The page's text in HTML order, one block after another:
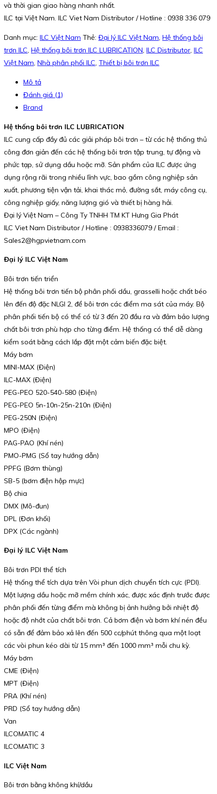
và thời gian giao hàng nhanh nhất.
ILC tại Việt Nam. ILC Viet Nam Distributor / Hotline : 0938 336 079
Danh mục: ILC Việt Nam Thẻ: Đại lý ILC Việt Nam Hệ thống bôi
trơn ILC Hệ thống bôi trơn ILC LUBRICATION ILC Distributor ILC
Việt Nam Nhà phân phối ILC Thiết bị bôi trơn ILC
Mô tả
Đánh giá (1)
Brand
Hệ thống bôi trơn ILC LUBRICATION
ILC cung cấp đầy đủ các giải pháp bôi trơn – từ các hệ thống thủ
công đơn giản đến các hệ thống bôi trơn tập trung, tự động và
phức tạp, sử dụng dầu hoặc mỡ. Sản phẩm của ILC được ứng
dụng rộng rãi trong nhiều lĩnh vực, bao gồm công nghiệp sản
xuất, phương tiện vận tải, khai thác mỏ, đường sắt, máy công cụ,
công nghiệp giấy, năng lượng gió và thiết bị hàng hải.
Đại lý Việt Nam – Công Ty TNHH TM KT Hưng Gia Phát
ILC Viet Nam Distributor / Hotline : 0938336079 / Email :
Sales2@hgpvietnam.com
Đại lý ILC Việt Nam
Bôi trơn tiến triển
Hệ thống bôi trơn tiến bộ phân phối dầu, grasselli hoặc chất béo
lên đến độ đặc NLGI 2, để bôi trơn các điểm ma sát của máy. Bộ
phân phối tiến bộ có thể có từ 3 đến 20 đầu ra và đảm bảo lượng
chất bôi trơn phù hợp cho từng điểm. Hệ thống có thể dễ dàng
kiểm soát bằng cách lắp đặt một cảm biến đặc biệt.
Máy bơm
MINI-MAX (Điện)
ILC-MAX (Điện)
PEG-PEO 520-540-580 (Điện)
PEG-PEO 5n-10n-25n-210n (Điện)
PEG-250N (Điện)
MPO (Điện)
PAG-PAO (Khí nén)
PMO-PMG (Sổ tay hướng dẫn)
PPFG (Bơm thùng)
SB-5 (bơm điện hộp mực)
Bộ chia
DMX (Mô-đun)
DPL (Đơn khối)
DPX (Các ngành)
Đại lý ILC Việt Nam
Bôi trơn PDI thể tích
Hệ thống thể tích dựa trên Vòi phun dịch chuyển tích cực (PDI).
Một lượng dầu hoặc mỡ mềm chính xác, được xác định trước được
phân phối đến từng điểm mà không bị ảnh hưởng bởi nhiệt độ
hoặc độ nhớt của chất bôi trơn. Cả bơm điện và bơm khí nén đều
có sẵn để đảm bảo xả lên đến 500 cc/phút thông qua một loạt
các vòi phun kéo dài từ 15 mm³ đến 1000 mm³ mỗi chu kỳ.
Máy bơm
CME (Điện)
MPT (Điện)
PRA (Khí nén)
PRD (Sổ tay hướng dẫn)
Van
ILCOMATIC 4
ILCOMATIC 3
ILC Việt Nam
Bôi trơn bằng không khí/dầu